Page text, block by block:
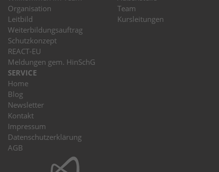
Organisation
Leitbild
Weiterbildungsauftrag
Schutzkonzept
REACT-EU
Meldungen gem. HinSchG
Team
Kursleitungen
SERVICE
Home
Blog
Newsletter
Kontakt
Impressum
Datenschutzerklärung
AGB